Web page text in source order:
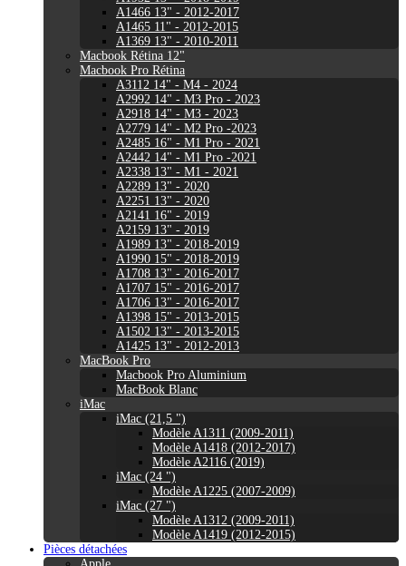
A1466 13" - 2012-2017
A1465 11" - 2012-2015
A1369 13" - 2010-2011
Macbook Rétina 12"
Macbook Pro Rétina
A3112 14" - M4 - 2024
A2992 14" - M3 Pro - 2023
A2918 14" - M3 - 2023
A2779 14" - M2 Pro -2023
A2485 16" - M1 Pro - 2021
A2442 14" - M1 Pro -2021
A2338 13" - M1 - 2021
A2289 13" - 2020
A2251 13" - 2020
A2141 16" - 2019
A2159 13" - 2019
A1989 13" - 2018-2019
A1990 15" - 2018-2019
A1708 13" - 2016-2017
A1707 15" - 2016-2017
A1706 13" - 2016-2017
A1398 15" - 2013-2015
A1502 13" - 2013-2015
A1425 13" - 2012-2013
MacBook Pro
Macbook Pro Aluminium
MacBook Blanc
iMac
iMac (21,5 ")
Modèle A1311 (2009-2011)
Modèle A1418 (2012-2017)
Modèle A2116 (2019)
iMac (24 ")
Modèle A1225 (2007-2009)
iMac (27 ")
Modèle A1312 (2009-2011)
Modèle A1419 (2012-2015)
Pièces détachées